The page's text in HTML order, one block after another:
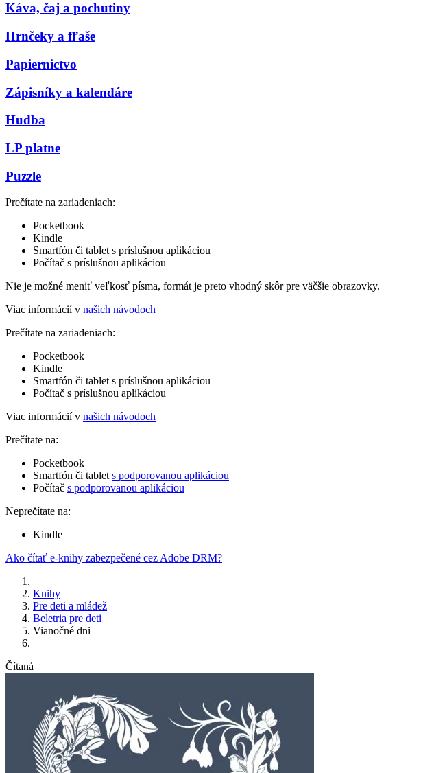
Káva, čaj a pochutiny
Hrnčeky a fľaše
Papiernictvo
Zápisníky a kalendáre
Hudba
LP platne
Puzzle
Prečítate na zariadeniach:
Pocketbook
Kindle
Smartfón či tablet s príslušnou aplikáciou
Počítač s príslušnou aplikáciou
Nie je možné meniť veľkosť písma, formát je preto vhodný skôr pre väčšie obrazovky.
Viac informácií v našich návodoch
Prečítate na zariadeniach:
Pocketbook
Kindle
Smartfón či tablet s príslušnou aplikáciou
Počítač s príslušnou aplikáciou
Viac informácií v našich návodoch
Prečítate na:
Pocketbook
Smartfón či tablet s podporovanou aplikáciou
Počítač s podporovanou aplikáciou
Neprečítate na:
Kindle
Ako čítať e-knihy zabezpečené cez Adobe DRM?
Knihy
Pre deti a mládež
Beletria pre deti
Vianočné dni
Čítaná